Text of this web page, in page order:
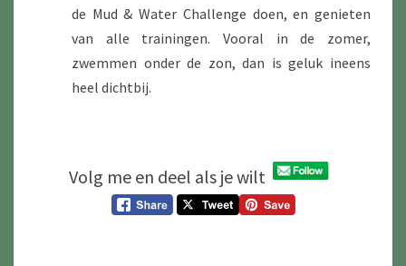
de Mud & Water Challenge doen, en genieten
van alle trainingen. Vooral in de zomer,
zwemmen onder de zon, dan is geluk ineens
heel dichtbij.
Volg me en deel als je wilt